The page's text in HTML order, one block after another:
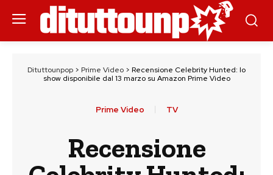
Dituttounpop > Prime Video > Recensione Celebrity Hunted: lo
show disponibile dal 13 marzo su Amazon Prime Video
Prime Video TV
Recensione